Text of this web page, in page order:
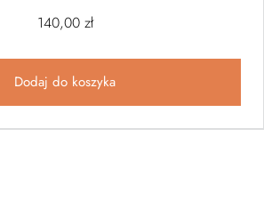
140,00 zł
Dodaj do koszyka